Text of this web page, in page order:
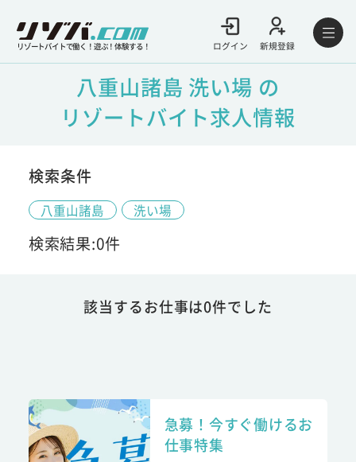
リゾートバイトで働く！遊ぶ！体験する！ ログイン 新規登録
八重山諸島 洗い場 の
リゾートバイト求人情報
検索条件
八重山諸島 洗い場
検索結果:0件
該当するお仕事は0件でした
急募！今すぐ働けるお
仕事特集